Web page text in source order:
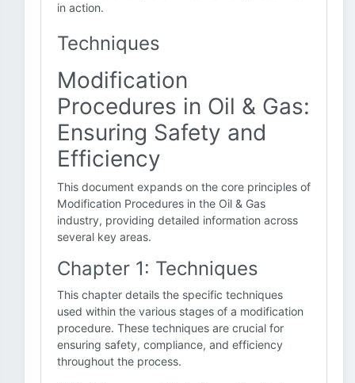
in action.
Techniques
Modification
Procedures in Oil & Gas:
Ensuring Safety and
Efficiency
This document expands on the core principles of
Modification Procedures in the Oil & Gas
industry, providing detailed information across
several key areas.
Chapter 1: Techniques
This chapter details the specific techniques
used within the various stages of a modification
procedure. These techniques are crucial for
ensuring safety, compliance, and efficiency
throughout the process.